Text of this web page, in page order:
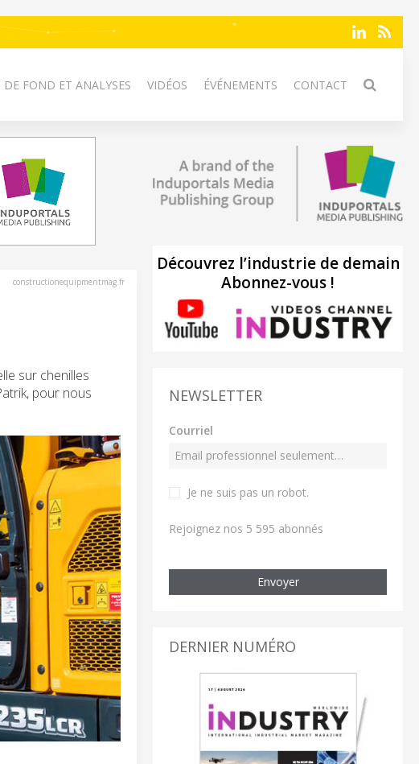
DE FOND ET ANALYSES VIDÉOS ÉVÉNEMENTS CONTACT
constructionequipmentmag.fr
sur chenilles
pour nous
Découvrez l’industrie de demain
Abonnez-vous !
NEWSLETTER
Courriel
Je ne suis pas un robot.
Rejoignez nos 5 595 abonnés
Envoyer
DERNIER NUMÉRO